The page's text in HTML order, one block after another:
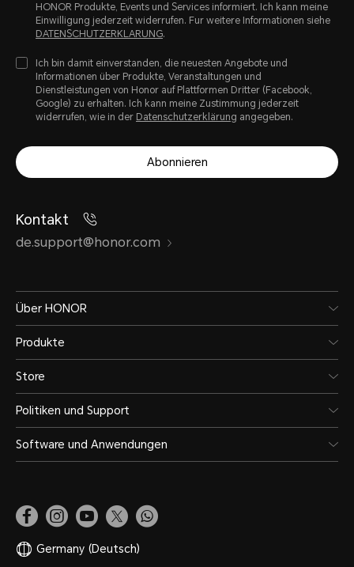
HONOR Produkte, Events und Services informiert. Ich kann meine
Einwilligung jederzeit widerrufen. Fur weitere Informationen siehe
DATENSCHUTZERKLARUNG.
Ich bin damit einverstanden, die neuesten Angebote und
Informationen über Produkte, Veranstaltungen und
Dienstleistungen von Honor auf Plattformen Dritter (Facebook,
Google) zu erhalten. Ich kann meine Zustimmung jederzeit
widerrufen, wie in der Datenschutzerklärung angegeben.
Abonnieren
Kontakt
de.support@honor.com
Über HONOR
Produkte
Store
Politiken und Support
Software und Anwendungen
Germany (Deutsch)